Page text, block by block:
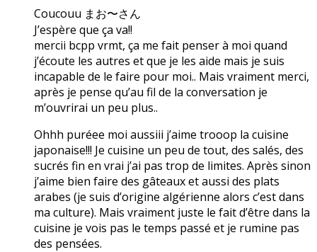
Coucouu まお〜さん
J’espère que ça va!!
mercii bcpp vrmt, ça me fait penser à moi quand
j’écoute les autres et que je les aide mais je suis
incapable de le faire pour moi.. Mais vraiment merci,
après je pense qu’au fil de la conversation je
m’ouvrirai un peu plus..
Ohhh puréee moi aussiii j’aime trooop la cuisine
japonaise!!! Je cuisine un peu de tout, des salés, des
sucrés fin en vrai j’ai pas trop de limites. Après sinon
j’aime bien faire des gâteaux et aussi des plats
arabes (je suis d’origine algérienne alors c’est dans
ma culture). Mais vraiment juste le fait d’être dans la
cuisine je vois pas le temps passé et je rumine pas
des pensées.